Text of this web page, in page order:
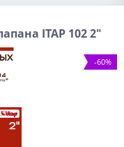
ITAP 102 2"
-60%